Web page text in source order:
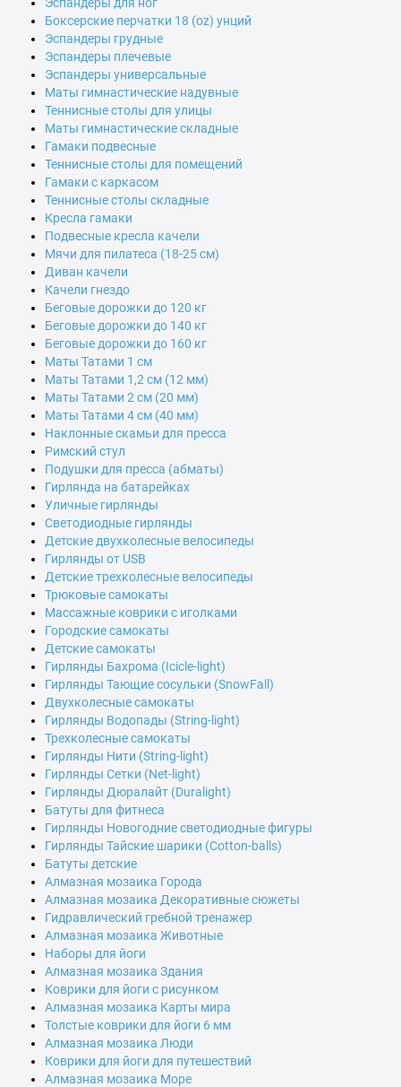
Боксерские перчатки 18 (oz) унций
Эспандеры грудные
Эспандеры плечевые
Эспандеры универсальные
Маты гимнастические надувные
Теннисные столы для улицы
Маты гимнастические складные
Гамаки подвесные
Теннисные столы для помещений
Гамаки с каркасом
Теннисные столы складные
Кресла гамаки
Подвесные кресла качели
Мячи для пилатеса (18-25 см)
Диван качели
Качели гнездо
Беговые дорожки до 120 кг
Беговые дорожки до 140 кг
Беговые дорожки до 160 кг
Маты Татами 1 см
Маты Татами 1,2 см (12 мм)
Маты Татами 2 см (20 мм)
Маты Татами 4 см (40 мм)
Наклонные скамьи для пресса
Римский стул
Подушки для пресса (абматы)
Гирлянда на батарейках
Уличные гирлянды
Светодиодные гирлянды
Детские двухколесные велосипеды
Гирлянды от USB
Детские трехколесные велосипеды
Трюковые самокаты
Массажные коврики с иголками
Городские самокаты
Детские самокаты
Гирлянды Бахрома (Icicle-light)
Гирлянды Тающие сосульки (SnowFall)
Двухколесные самокаты
Гирлянды Водопады (String-light)
Трехколесные самокаты
Гирлянды Нити (String-light)
Гирлянды Сетки (Net-light)
Гирлянды Дюралайт (Duralight)
Батуты для фитнеса
Гирлянды Новогодние светодиодные фигуры
Гирлянды Тайские шарики (Cotton-balls)
Батуты детские
Алмазная мозаика Города
Алмазная мозаика Декоративные сюжеты
Гидравлический гребной тренажер
Алмазная мозаика Животные
Наборы для йоги
Алмазная мозаика Здания
Коврики для йоги с рисунком
Алмазная мозаика Карты мира
Толстые коврики для йоги 6 мм
Алмазная мозаика Люди
Коврики для йоги для путешествий
Алмазная мозаика Море